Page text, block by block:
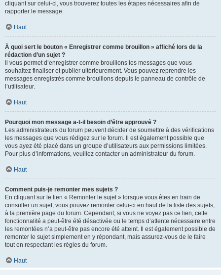
cliquant sur celui-ci, vous trouverez toutes les étapes nécessaires afin de
rapporter le message.
Haut
À quoi sert le bouton « Enregistrer comme brouillon » affiché lors de la
rédaction d’un sujet ?
Il vous permet d’enregistrer comme brouillons les messages que vous
souhaitez finaliser et publier ultérieurement. Vous pouvez reprendre les
messages enregistrés comme brouillons depuis le panneau de contrôle de
l’utilisateur.
Haut
Pourquoi mon message a-t-il besoin d’être approuvé ?
Les administrateurs du forum peuvent décider de soumettre à des vérifications
les messages que vous rédigez sur le forum. Il est également possible que
vous ayez été placé dans un groupe d’utilisateurs aux permissions limitées.
Pour plus d’informations, veuillez contacter un administrateur du forum.
Haut
Comment puis-je remonter mes sujets ?
En cliquant sur le lien « Remonter le sujet » lorsque vous êtes en train de
consulter un sujet, vous pouvez remonter celui-ci en haut de la liste des sujets,
à la première page du forum. Cependant, si vous ne voyez pas ce lien, cette
fonctionnalité a peut-être été désactivée ou le temps d’attente nécessaire entre
les remontées n’a peut-être pas encore été atteint. Il est également possible de
remonter le sujet simplement en y répondant, mais assurez-vous de le faire
tout en respectant les règles du forum.
Haut